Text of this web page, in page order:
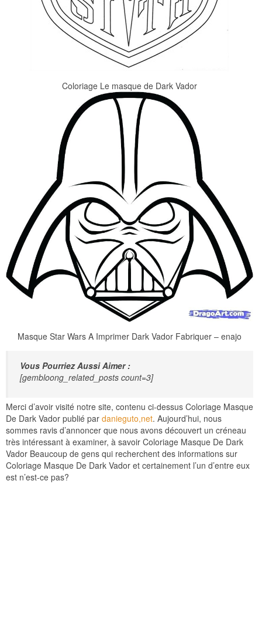
Coloriage Le masque de Dark Vador
Masque Star Wars A Imprimer Dark Vador Fabriquer – enajo
Vous Pourriez Aussi Aimer :
[gembloong_related_posts count=3]
Merci d’avoir visité notre site, contenu ci-dessus Coloriage Masque
De Dark Vador publié par danieguto,net. Aujourd’hui, nous
sommes ravis d’annoncer que nous avons découvert un créneau
très intéressant à examiner, à savoir Coloriage Masque De Dark
Vador Beaucoup de gens qui recherchent des informations sur
Coloriage Masque De Dark Vador et certainement l’un d’entre eux
est n’est-ce pas?